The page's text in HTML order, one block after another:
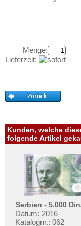
Slowakei
Slowenien
Spitzbergen
Transnistrien
Tschechische
Türkei
Ukraine
Ungarn
Vatikan
Aufbewahrung
Ihre
Informationen
Preislisten
Ankauf
FAQ
Menge:
Lieferzeit:
Kunden, welche
folgende Artikel
Serbien - 5.000
Datum: 2016
Katalognr.: 062